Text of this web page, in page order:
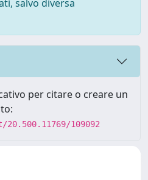
salvo diversa
per citare o creare un
109092